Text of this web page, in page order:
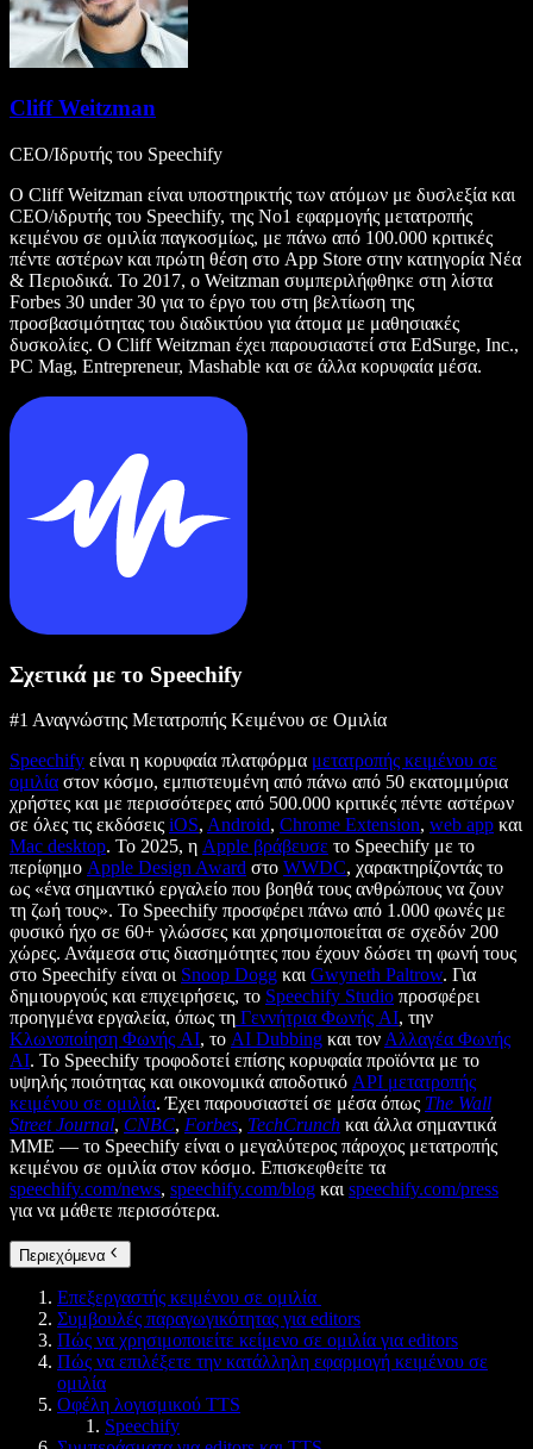
Cliff Weitzman
CEO/Ιδρυτής του Speechify
Ο Cliff Weitzman είναι υποστηρικτής των ατόμων με δυσλεξία και
CEO/ιδρυτής του Speechify, της Νο1 εφαρμογής μετατροπής
κειμένου σε ομιλία παγκοσμίως, με πάνω από 100.000 κριτικές
πέντε αστέρων και πρώτη θέση στο App Store στην κατηγορία Νέα
& Περιοδικά. Το 2017, ο Weitzman συμπεριλήφθηκε στη λίστα
Forbes 30 under 30 για το έργο του στη βελτίωση της
προσβασιμότητας του διαδικτύου για άτομα με μαθησιακές
δυσκολίες. Ο Cliff Weitzman έχει παρουσιαστεί στα EdSurge, Inc.,
PC Mag, Entrepreneur, Mashable και σε άλλα κορυφαία μέσα.
Σχετικά με το Speechify
#1 Αναγνώστης Μετατροπής Κειμένου σε Ομιλία
Speechify είναι η κορυφαία πλατφόρμα μετατροπής κειμένου σε
ομιλία στον κόσμο, εμπιστευμένη από πάνω από 50 εκατομμύρια
χρήστες και με περισσότερες από 500.000 κριτικές πέντε αστέρων
σε όλες τις εκδόσεις iOS, Android, Chrome Extension, web app και
Mac desktop. Το 2025, η Apple βράβευσε το Speechify με το
περίφημο Apple Design Award στο WWDC, χαρακτηρίζοντάς το
ως «ένα σημαντικό εργαλείο που βοηθά τους ανθρώπους να ζουν
τη ζωή τους». Το Speechify προσφέρει πάνω από 1.000 φωνές με
φυσικό ήχο σε 60+ γλώσσες και χρησιμοποιείται σε σχεδόν 200
χώρες. Ανάμεσα στις διασημότητες που έχουν δώσει τη φωνή τους
στο Speechify είναι οι Snoop Dogg και Gwyneth Paltrow. Για
δημιουργούς και επιχειρήσεις, το Speechify Studio προσφέρει
προηγμένα εργαλεία, όπως τη Γεννήτρια Φωνής AI, την
Κλωνοποίηση Φωνής AI, το AI Dubbing και τον Αλλαγέα Φωνής
AI. Το Speechify τροφοδοτεί επίσης κορυφαία προϊόντα με το
υψηλής ποιότητας και οικονομικά αποδοτικό API μετατροπής
κειμένου σε ομιλία. Έχει παρουσιαστεί σε μέσα όπως The Wall
Street Journal, CNBC, Forbes, TechCrunch και άλλα σημαντικά
ΜΜΕ — το Speechify είναι ο μεγαλύτερος πάροχος μετατροπής
κειμένου σε ομιλία στον κόσμο. Επισκεφθείτε τα
speechify.com/news, speechify.com/blog και speechify.com/press
για να μάθετε περισσότερα.
Περιεχόμενα
Επεξεργαστής κειμένου σε ομιλία
Συμβουλές παραγωγικότητας για editors
Πώς να χρησιμοποιείτε κείμενο σε ομιλία για editors
Πώς να επιλέξετε την κατάλληλη εφαρμογή κειμένου σε
ομιλία
Οφέλη λογισμικού TTS
Speechify